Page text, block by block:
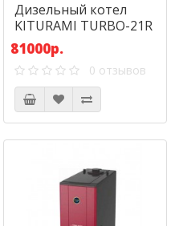
Дизельный котел
KITURAMI TURBO-21R
(24,4) кВт
81000р.
0 отзывов